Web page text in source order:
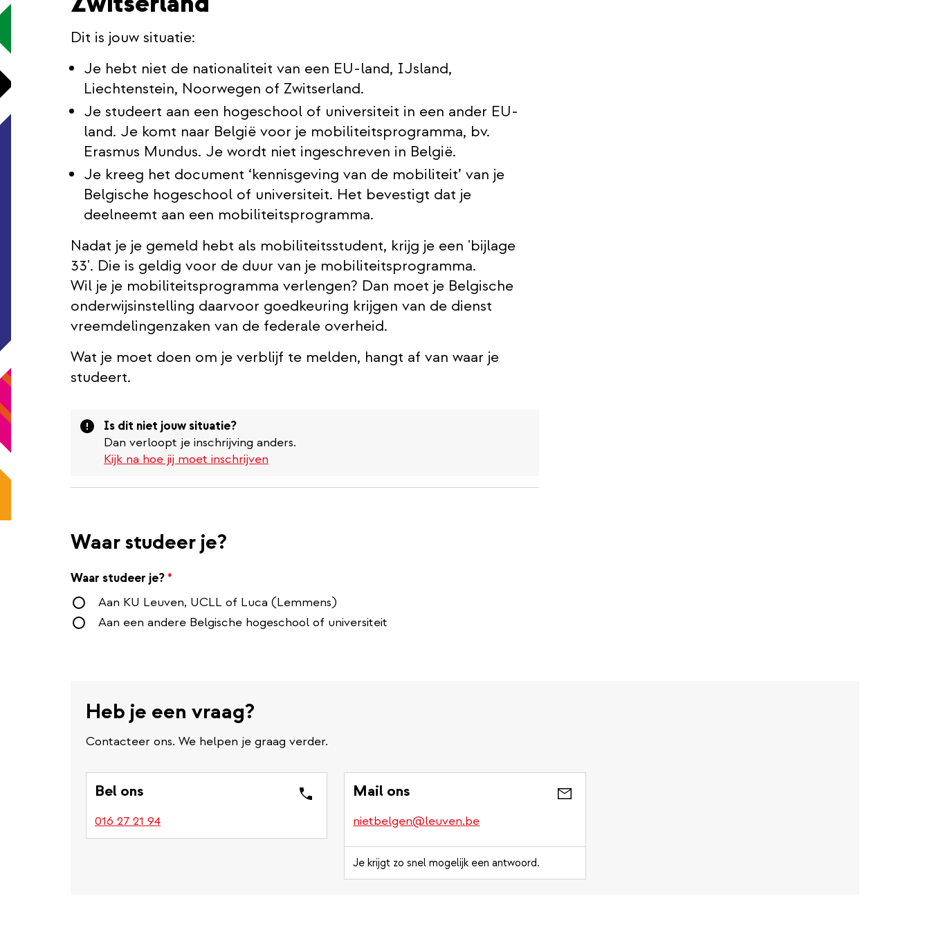
Dit is jouw situatie:
Je hebt niet de nationaliteit van een EU-land, IJsland,
Liechtenstein, Noorwegen of Zwitserland.
Je studeert aan een hogeschool of universiteit in een ander EU-
land. Je komt naar België voor je mobiliteitsprogramma, bv.
Erasmus Mundus. Je wordt niet ingeschreven in België.
Je kreeg het document ‘kennisgeving van de mobiliteit’ van je
Belgische hogeschool of universiteit. Het bevestigt dat je
deelneemt aan een mobiliteitsprogramma.
Nadat je je gemeld hebt als mobiliteitsstudent, krijg je een 'bijlage
33'. Die is geldig voor de duur van je mobiliteitsprogramma.
Wil je je mobiliteitsprogramma verlengen? Dan moet je Belgische
onderwijsinstelling daarvoor goedkeuring krijgen van de dienst
vreemdelingenzaken van de federale overheid.
Wat je moet doen om je verblijf te melden, hangt af van waar je
studeert.
Attention
Is dit niet jouw situatie?
Dan verloopt je inschrijving anders.
Kijk na hoe jij moet inschrijven
Waar studeer je?
Waar studeer je? *
Aan KU Leuven, UCLL of Luca (Lemmens)
Aan een andere Belgische hogeschool of universiteit
Heb je een vraag?
Contacteer ons. We helpen je graag verder.
Bel ons
016 27 21 94
Mail ons
nietbelgen@leuven.be
Je krijgt zo snel mogelijk een antwoord.